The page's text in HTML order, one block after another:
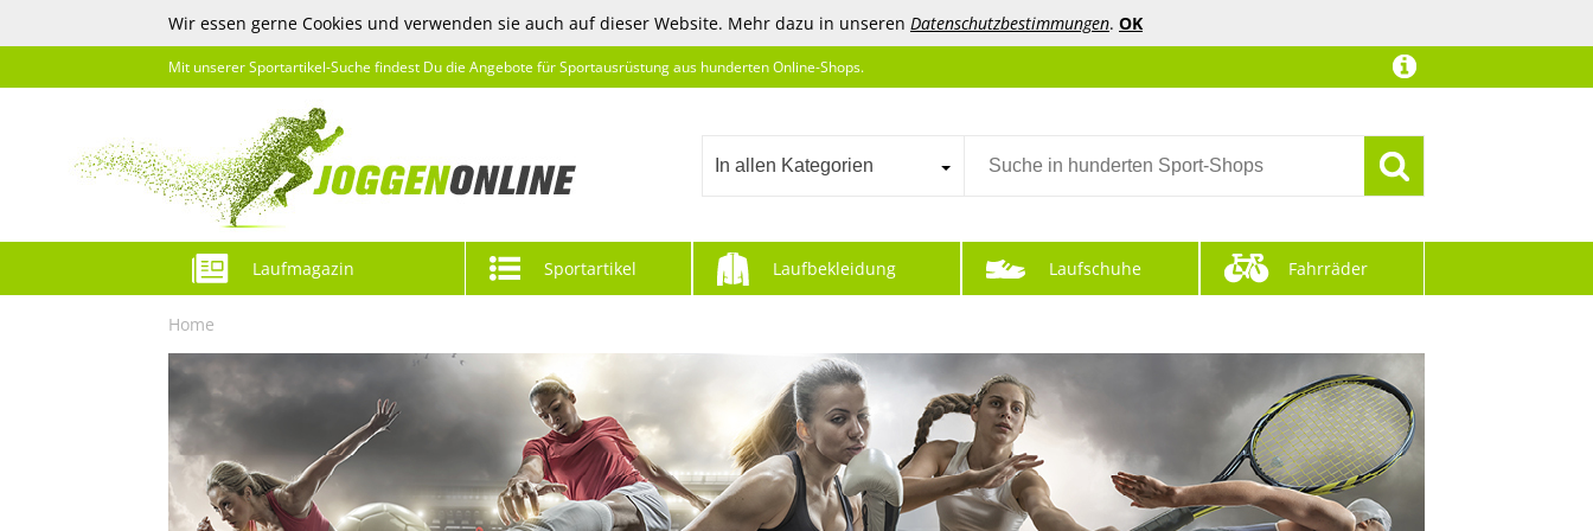
Wir essen gerne Cookies und verwenden sie auch auf dieser Website. Mehr dazu in unseren Datenschutzbestimmungen. OK
Mit unserer Sportartikel-Suche findest Du die Angebote für Sportausrüstung aus hunderten Online-Shops.
In allen Kategorien
Laufmagazin Sportartikel Laufbekleidung Laufschuhe Fahrräder
Home